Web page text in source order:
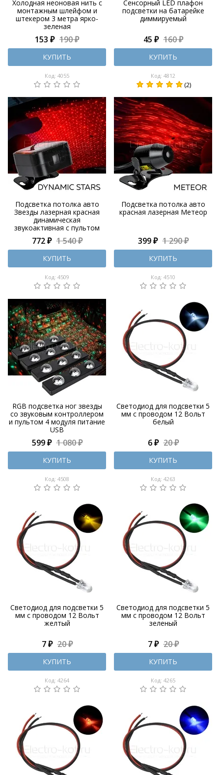
Холодная неоновая нить с
монтажным шлейфом и
штекером 3 метра ярко-
зеленая
153 ₽ 190 ₽
КУПИТЬ
Код: 4055
Сенсорный LED плафон
подсветки на батарейке
диммируемый
45 ₽ 160 ₽
КУПИТЬ
Код: 4812
(2)
Подсветка потолка авто
Звезды лазерная красная
динамическая
звукоактивная с пультом
772 ₽ 1 540 ₽
КУПИТЬ
Код: 4509
Подсветка потолка авто
красная лазерная Mетеор
399 ₽ 1 290 ₽
КУПИТЬ
Код: 4510
RGB подсветка ног звезды
со звуковым контроллером
и пультом 4 модуля питание
USB
599 ₽ 1 080 ₽
КУПИТЬ
Код: 4508
Светодиод для подсветки 5
мм с проводом 12 Вольт
белый
6 ₽ 20 ₽
КУПИТЬ
Код: 4263
Светодиод для подсветки 5
мм с проводом 12 Вольт
желтый
7 ₽ 20 ₽
КУПИТЬ
Код: 4264
Светодиод для подсветки 5
мм с проводом 12 Вольт
зеленый
7 ₽ 20 ₽
КУПИТЬ
Код: 4265